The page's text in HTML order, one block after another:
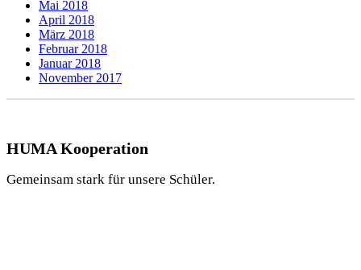
Mai 2018
April 2018
März 2018
Februar 2018
Januar 2018
November 2017
HUMA Kooperation
Gemeinsam stark für unsere Schüler.